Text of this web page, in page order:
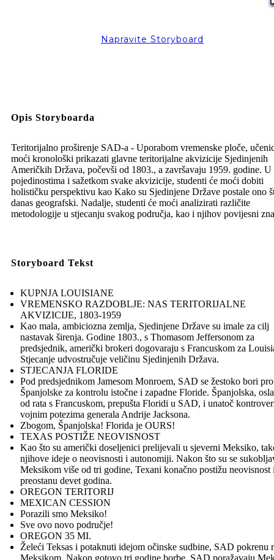
Create your own at Storyboard That
Legend
Napravite Storyboard
Opis Storyboarda
Teritorijalno proširenje SAD-a - Uporabom vremenske ploče,
moći kronološki prikazati glavne teritorijalne akvizicije Sjedinjenih
Američkih Država, počevši od 1803., a završavaju 1959. godine. U
pojedinostima i sažetkom svake akvizicije, studenti će moći dobiti
holističku perspektivu kao Kako su Sjedinjene Države postale ono
danas geografski. Nadalje, studenti će moći analizirati različite
metodologije u stjecanju svakog područja, kao i njihov povijesni
Storyboard Tekst
KUPNJA LOUISIANE
VREMENSKO RAZDOBLJE: NAS TERITORIJALNE
AKVIZICIJE, 1803-1959
Kao mala, ambiciozna zemlja, Sjedinjene Države su imale za cilj
nastavak širenja. Godine 1803., s Thomasom Jeffersonom za
predsjednik, američki brokeri dogovaraju s Francuskom za
Stjecanje udvostručuje veličinu Sjedinjenih Država.
STJECANJA FLORIDE
Pod predsjednikom Jamesom Monroem, SAD se žestoko bori
Španjolske za kontrolu istočne i zapadne Floride. Španjolska,
od rata s Francuskom, prepušta Floridi u SAD, i unatoč
vojnim potezima generala Andrije Jacksona.
Zbogom, Španjolska! Florida je OURS!
TEXAS POSTIŽE NEOVISNOST
Kao što su američki doseljenici prelijevali u sjeverni Meksiko,
njihove ideje o neovisnosti i autonomiji. Nakon što su se
Meksikom više od tri godine, Texani konačno postižu neovisnost
preostanu devet godina.
OREGON TERITORIJ
MEXICAN CESSION
Porazili smo Meksiko!
Sve ovo novo područje!
OREGON 35 MI.
Želeći Teksas i potaknuti idejom očinske sudbine, SAD pokrenu
Meksikom. Nakon gotovo tri godine borbe, SAD poražavaju